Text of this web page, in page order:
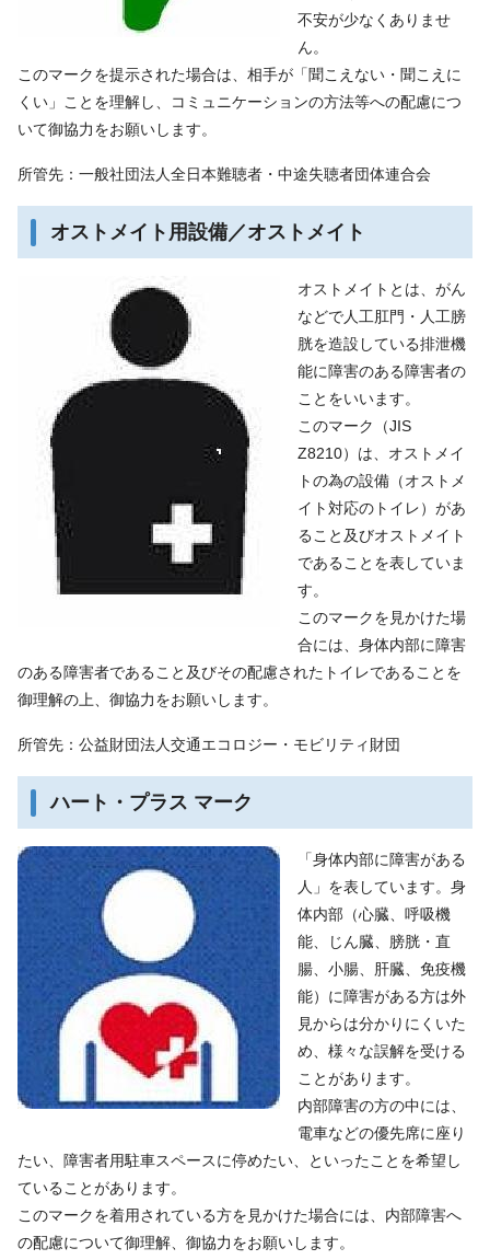
不安が少なくありませ
ん。
このマークを提示された場合は、相手が「聞こえない・聞こえに
くい」ことを理解し、コミュニケーションの方法等への配慮につ
いて御協力をお願いします。
所管先：一般社団法人全日本難聴者・中途失聴者団体連合会
オストメイト用設備／オストメイト
オストメイトとは、がん
などで人工肛門・人工膀
胱を造設している排泄機
能に障害のある障害者の
ことをいいます。
このマーク（JIS
Z8210）は、オストメイ
トの為の設備（オストメ
イト対応のトイレ）があ
ること及びオストメイト
であることを表していま
す。
このマークを見かけた場
合には、身体内部に障害
のある障害者であること及びその配慮されたトイレであることを
御理解の上、御協力をお願いします。
所管先：公益財団法人交通エコロジー・モビリティ財団
ハート・プラス マーク
「身体内部に障害がある
人」を表しています。身
体内部（心臓、呼吸機
能、じん臓、膀胱・直
腸、小腸、肝臓、免疫機
能）に障害がある方は外
見からは分かりにくいた
め、様々な誤解を受ける
ことがあります。
内部障害の方の中には、
電車などの優先席に座り
たい、障害者用駐車スペースに停めたい、といったことを希望し
ていることがあります。
このマークを着用されている方を見かけた場合には、内部障害へ
の配慮について御理解、御協力をお願いします。